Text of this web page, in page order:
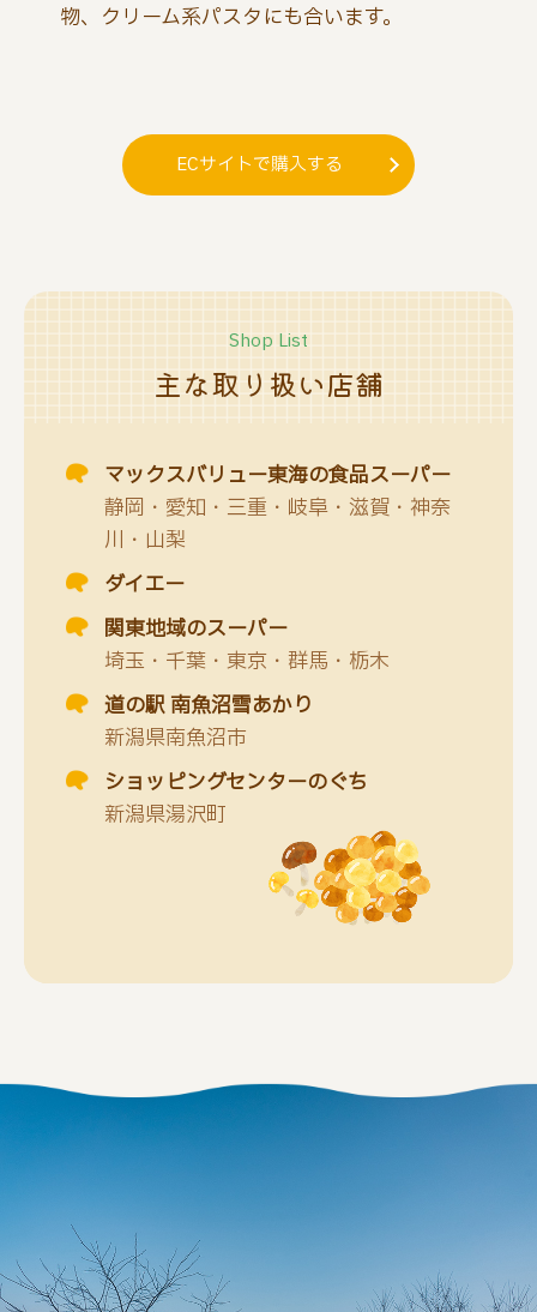
物、クリーム系パスタにも合います。
ECサイトで購入する
Shop List
主な取 り 扱い店舗
マックスバリュー東海の食品スーパー
静岡・愛知・三重・岐阜・滋賀・神奈
川・山梨
ダイエー
関東地域のスーパー
埼玉・千葉・東京・群馬・栃木
道の駅 南魚沼雪あかり
新潟県南魚沼市
ショッピングセンターのぐち
新潟県湯沢町